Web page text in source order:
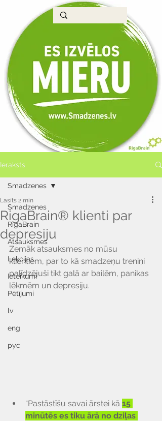
Ieraksts
Smadzenes
RigaBrain
Atsauksmes
Lekcijas
Ieteikumi
Pētījumi
lv
eng
рус
Smadzenes
RigaBrain® klienti par
depresiju
Lasīts 2 min
Zemāk atsauksmes no mūsu
klientiem, par to kā smadzeņu treniņi
palīdzējuši tikt galā ar bailēm, panikas
lēkmēm un depresiju.
“Pastāstīšu savai ārstei kā 15
minūtēs es tiku ārā no dziļas